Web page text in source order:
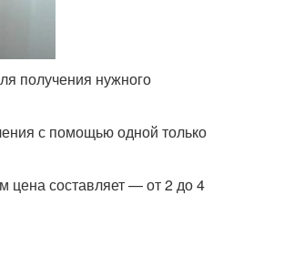
получения нужного
с помощью одной только
цена составляет — от 2 до 4